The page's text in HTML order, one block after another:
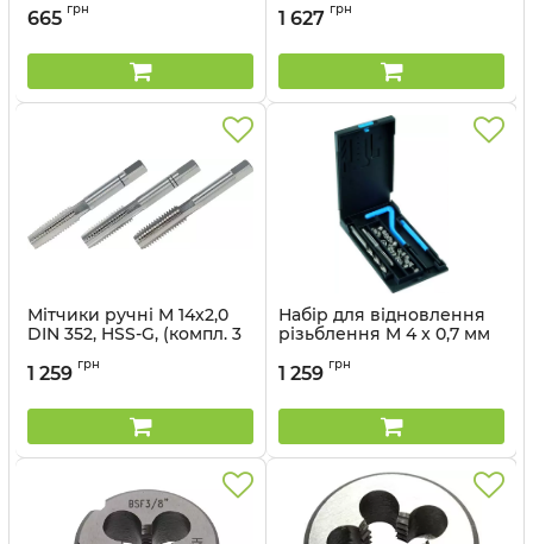
Артикул:
665 грн
Артикул:
1 627 грн
Мітчики ручні M 14x2,0
DIN 352, HSS-G, (компл. 3
Артикул:
1 259 грн
Набір для відновлення
різьблення M 4 x 0,7 мм
1 259 грн